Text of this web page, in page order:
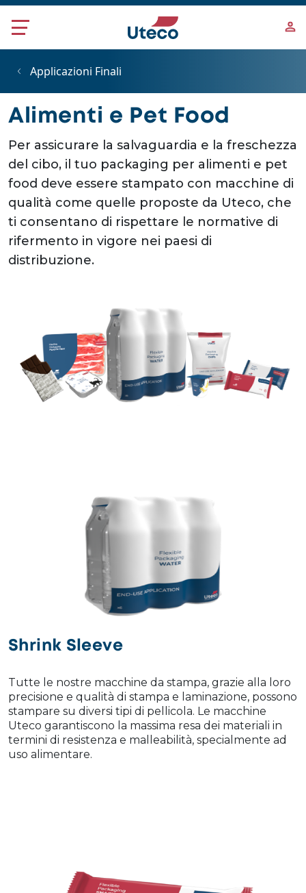
Salta al contenuto principale
Applicazioni Finali
Alimenti e Pet Food
Per assicurare la salvaguardia e la freschezza
del cibo, il tuo packaging per alimenti e pet
food deve essere stampato con macchine di
qualità come quelle proposte da Uteco, che
ti consentano di rispettare le normative di
rifermento in vigore nei paesi di
distribuzione.
Shrink Sleeve
Tutte le nostre macchine da stampa, grazie alla loro
precisione e qualità di stampa e laminazione, possono
stampare su diversi tipi di pellicola. Le macchine
Uteco garantiscono la massima resa dei materiali in
termini di resistenza e malleabilità, specialmente ad
uso alimentare.